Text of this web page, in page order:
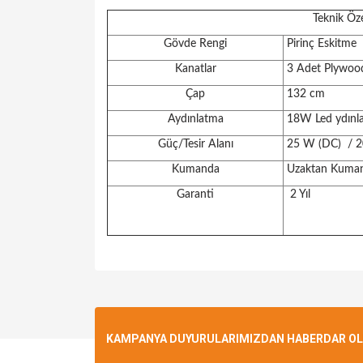
Teknik
Gövde Rengi Pirinç Eskitme
Kanatlar 3 Adet
Çap 132 cm
Aydınlatma 18W Led
Güç/Tesir Alanı 25 W (DC) /
Kumanda Uzaktan
Garanti 2 Yıl
Ürün resmi kalitesiz, bozuk veya
KAMPANYA DUYURULARIMIZDAN HABERDAR